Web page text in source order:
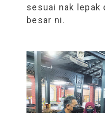
sesuai nak lepak
besar ni.